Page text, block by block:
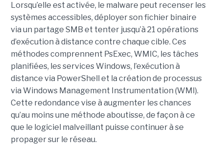
Lorsqu’elle est activée, le malware peut recenser les
systèmes accessibles, déployer son fichier binaire
via un partage SMB et tenter jusqu’à 21 opérations
d’exécution à distance contre chaque cible. Ces
méthodes comprennent PsExec, WMIC, les tâches
planifiées, les services Windows, l’exécution à
distance via PowerShell et la création de processus
via Windows Management Instrumentation (WMI).
Cette redondance vise à augmenter les chances
qu’au moins une méthode aboutisse, de façon à ce
que le logiciel malveillant puisse continuer à se
propager sur le réseau.